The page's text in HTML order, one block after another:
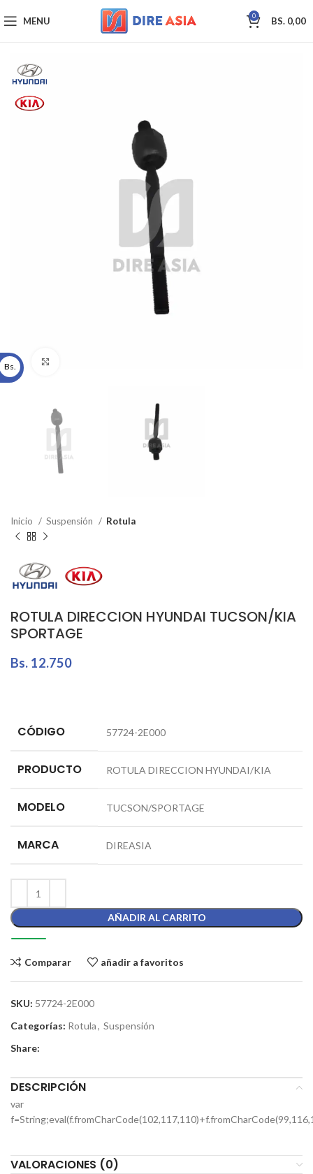
MENU 0 BS. 0,00
Inicio Suspensión Rotula
ROTULA DIRECCION HYUNDAI TUCSON/KIA
SPORTAGE
Bs. 12.750
CÓDIGO 57724-2E000
PRODUCTO ROTULA DIRECCION HYUNDAI/KIA
MODELO TUCSON/SPORTAGE
MARCA DIREASIA
AÑADIR AL CARRITO
Comparar añadir a favoritos
SKU: 57724-2E000
Categorías: Rotula, Suspensión
Share:
DESCRIPCIÓN
var
VALORACIONES (0)
Bs.